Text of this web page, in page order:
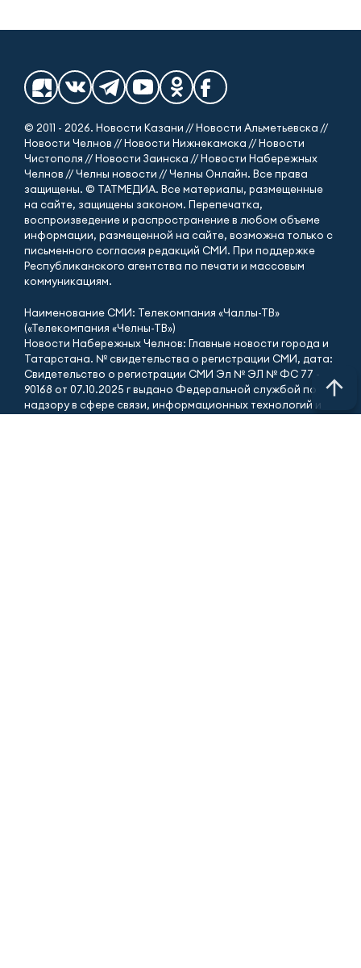
© 2011 - 2026. Новости Казани // Новости Альметьевска //
Новости Челнов // Новости Нижнекамска // Новости
Чистополя // Новости Заинска // Новости Набережных
Челнов // Челны новости // Челны Онлайн. Все права
защищены. © ТАТМЕДИА. Все материалы, размещенные
на сайте, защищены законом. Перепечатка,
воспроизведение и распространение в любом объеме
информации, размещенной на сайте, возможна только с
письменного согласия редакций СМИ. При поддержке
Республиканского агентства по печати и массовым
коммуникациям.
Наименование СМИ: Телекомпания «Чаллы-ТВ»
(«Телекомпания «Челны-ТВ»)
Новости Набережных Челнов: Главные новости города и
Татарстана. № свидетельства о регистрации СМИ, дата:
Свидетельство о регистрации СМИ Эл № ЭЛ № ФС 77 -
90168 от 07.10.2025 г выдано Федеральной службой по
надзору в сфере связи, информационных технологий и